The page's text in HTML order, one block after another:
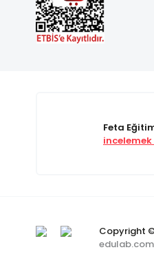
Feta
incelemek
Copyright ©